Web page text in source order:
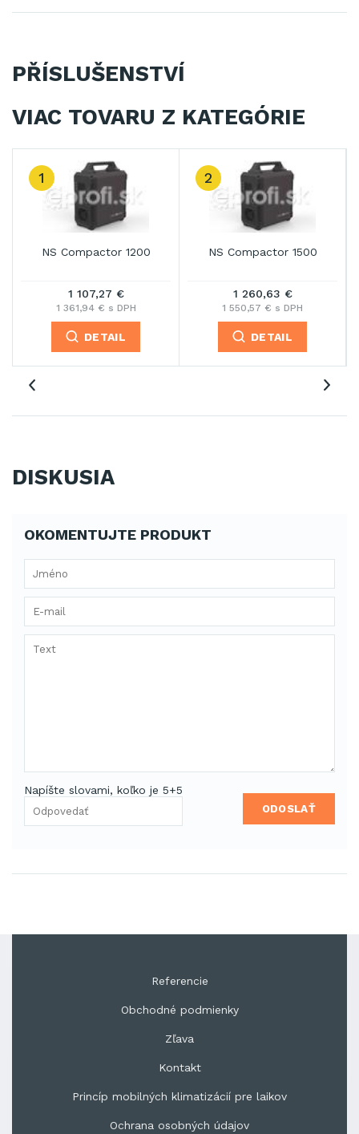
PŘÍSLUŠENSTVÍ
VIAC TOVARU Z KATEGÓRIE
1500
€ s DPH
NS Compactor 1800
1 676,33 € s DPH
NS
DISKUSIA
OKOMENTUJTE PRODUKT
Napíšte slovami, koľko je 5+5
ODOSLAŤ
Referencie
Obchodné podmienky
Zľava
Kontakt
Princíp mobilných klimatizácií pre laikov
Ochrana osobných údajov